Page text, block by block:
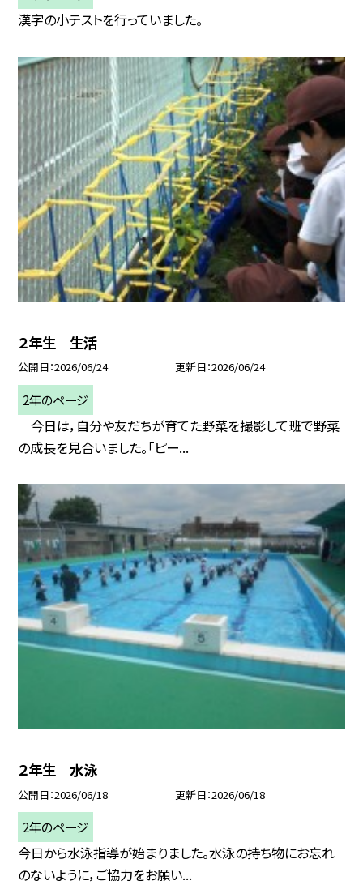
漢字の小テストを行っていました。
２年生 生活
公開日 2026/06/24 更新日 2026/06/24
2年のページ
今日は，自分や友だちが育てた野菜を撮影して班で野菜
の成長を見合いました。「ピー...
２年生 水泳
公開日 2026/06/18 更新日 2026/06/18
2年のページ
今日から水泳指導が始まりました。水泳の持ち物にお忘れ
のないように，ご協力をお願い...